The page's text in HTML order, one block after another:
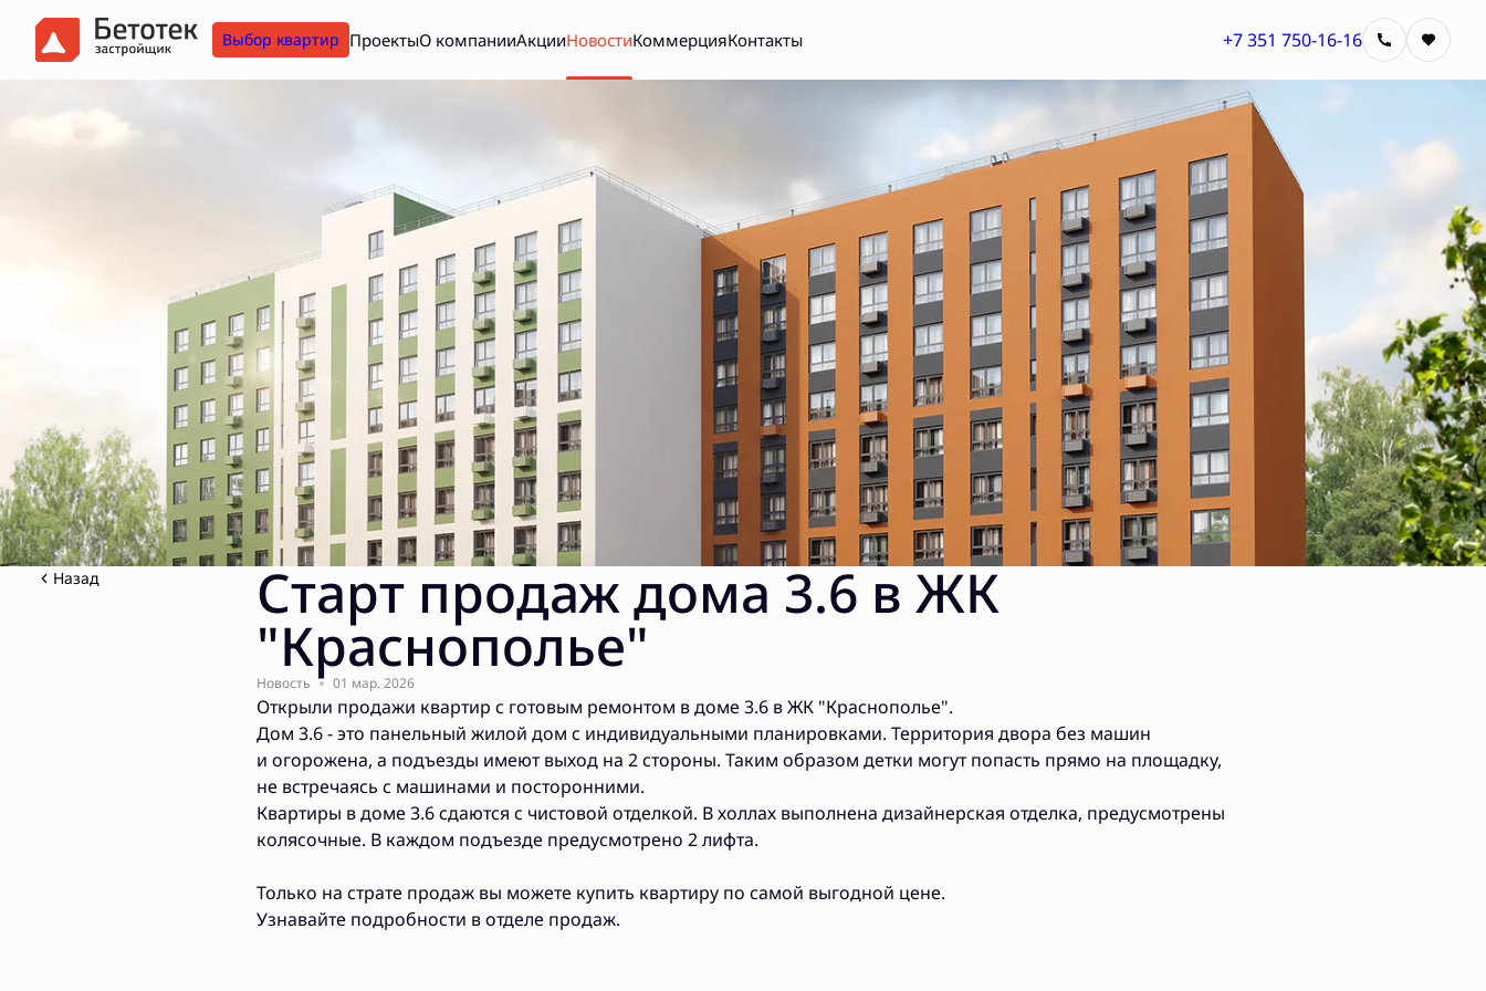
Выбор квартир ПроектыО компанииАкцииНовостиКоммерцияКонтакты +7 351 750-16-16
Назад Старт продаж дома 3.6 в ЖК
"Краснополье"
Новость 01 мар. 2026
Открыли продажи квартир с готовым ремонтом в доме 3.6 в ЖК "Краснополье".
Дом 3.6 - это панельный жилой дом с индивидуальными планировками. Территория двора без машин
и огорожена, а подъезды имеют выход на 2 стороны. Таким образом детки могут попасть прямо на площадку,
не встречаясь с машинами и посторонними.
Квартиры в доме 3.6 сдаются с чистовой отделкой. В холлах выполнена дизайнерская отделка, предусмотрены
колясочные. В каждом подъезде предусмотрено 2 лифта.
Только на страте продаж вы можете купить квартиру по самой выгодной цене.
Узнавайте подробности в отделе продаж.